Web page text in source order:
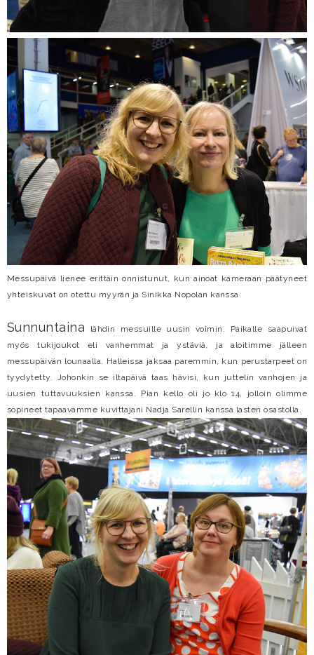
Messupäivä lienee erittäin onnistunut, kun ainoat kameraan päätyneet
yhteiskuvat on otettu myyrän ja Sinikka Nopolan kanssa.
Sunnuntaina lähdin messuille uusin voimin. Paikalle saapuivat
myös tukijoukot eli vanhemmat ja ystäviä, ja aloitimme jälleen
messupäivän lounaalla. Halleissa jaksaa paremmin, kun perustarpeet on
tyydytetty. Johonkin se iltapäivä taas hävisi, kun juttelin vanhojen ja
uusien tuttavuuksien kanssa. Pian kello oli jo klo 14, jolloin olimme
sopineet tapaavamme kuvittajani Nadja Sarellin kanssa lasten osastolla.